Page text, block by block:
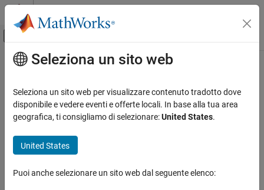
Vai al contenuto
Attiva/disattiva menu di navigazione
Pagina iniziale della documentazione
Contenuto principale
Seleziona un sito web
Seleziona un sito web per visualizzare contenuto tradotto dove
disponibile e vedere eventi e offerte locali. In base alla tua area
geografica, ti consigliamo di selezionare:United States.
United States
Puoi anche selezionare un sito web dal seguente elenco: